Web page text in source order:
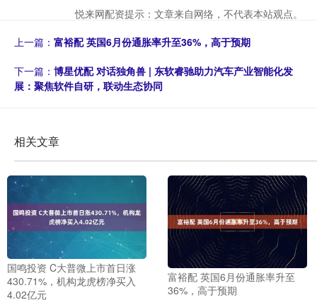
悦来网配资提示：文章来自网络，不代表本站观点。
上一篇： 富裕配 英国6月份通胀率升至36%，高于预期
下一篇： 博星优配 对话独角兽 | 东软睿驰助力汽车产业智能化发
展：聚焦软件自研，联动生态协同
相关文章
国鸣投资 C大普微上市首日涨
430.71%，机构龙虎榜净买入
4.02亿元
富裕配 英国6月份通胀率升至
36%，高于预期